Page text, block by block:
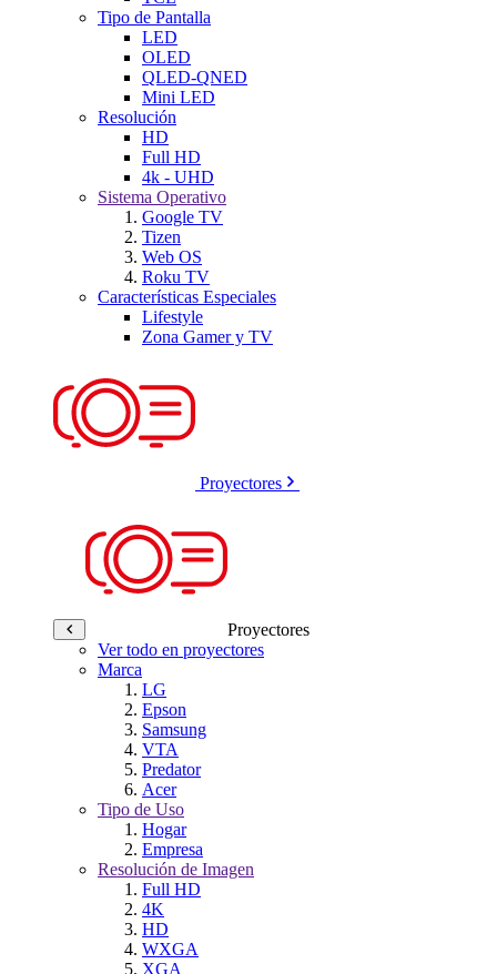
Tipo de Pantalla
LED
OLED
QLED-QNED
Mini LED
Resolución
HD
Full HD
4k - UHD
Sistema Operativo
Google TV
Tizen
Web OS
Roku TV
Características Especiales
Lifestyle
Zona Gamer y TV
Proyectores
Proyectores
Ver todo en proyectores
Marca
LG
Epson
Samsung
VTA
Predator
Acer
Tipo de Uso
Hogar
Empresa
Resolución de Imagen
Full HD
4K
HD
WXGA
XGA